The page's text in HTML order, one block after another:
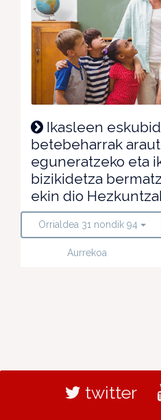
Ikasleen
betebeharrak
eguneratzeko eta
bizikidetza
ekin dio
Orrialdea 31 nondik 94
Aurrekoa
twitter